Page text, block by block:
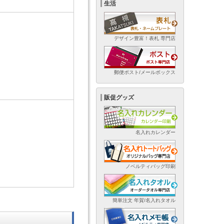
生活
デザイン豊富！表札 専門店
郵便ポスト/メールボックス
販促グッズ
名入れカレンダー
ノベルティバッグ印刷
簡単注文 年賀/名入れタオル